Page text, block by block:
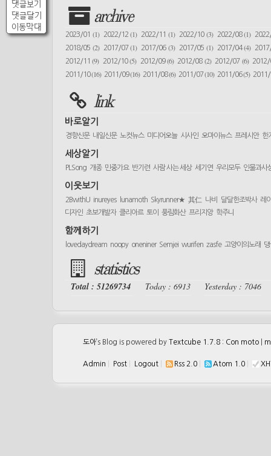
댓글보기
댓글달기
이동막대
archive
2023/01 (1) 2022/12(1) 2022/11(1) 2022/10 (3) 2022/08(1)
2018/05 (2) 2017/07(1) 2017/06(3) 2017/05 (1) 2017/04(4)
2012/11(9) 2012/10(5) 2012/09(6) 2012/08 (2) 2012/07 (6)
2011/10(16) 2011/09(16) 2011/08(6) 2011/07(10) 2011/06(5)
link
바로알기
경향신문 내일신문 노컷뉴스 미디어오늘 시사인 오마이뉴스 프레시안 한
세상알기
PLSong 개종 민중가요 반기련 사람 사는 세상 세기연 우리모두 인물과사
이웃보기
2BwithU inureyes lunamoth Skyrunner★ 其仁 나비 달달한조박사 레
디자인 초보개발자 클리아르 토이 풍림화산 프리지앙 학주니
함께하기
lovedaydream noopy oneniner Semjei wurifen zasfe 고양이의노래
statistics
Total : 51269734 Today : 6913 Yesterday : 7046
도아’s Blog is powered by Textcube 1.7.8 : Con moto
Admin Post Logout Rss 2.0 Atom 1.0